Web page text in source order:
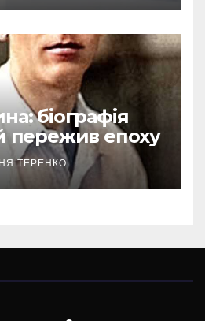
біографія
пережив епоху
ТЕРЕНКО